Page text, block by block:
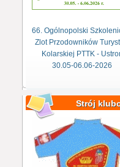
66. Ogólnopolski
Zlot Przodowników
Kolarskiej PTTK -
30.05-06.06-2026
Strój